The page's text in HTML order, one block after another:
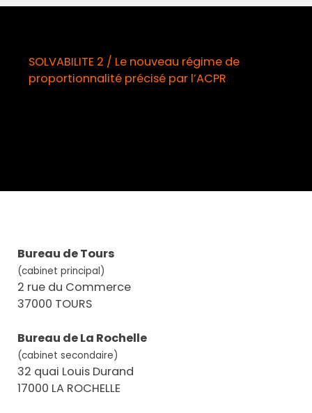
SOLVABILITE 2 / Le nouveau régime de
proportionnalité précisé par l’ACPR
Bureau de Tours
(cabinet principal)
2 rue du Commerce
37000 TOURS
Bureau de La Rochelle
(cabinet secondaire)
32 quai Louis Durand
17000 LA ROCHELLE